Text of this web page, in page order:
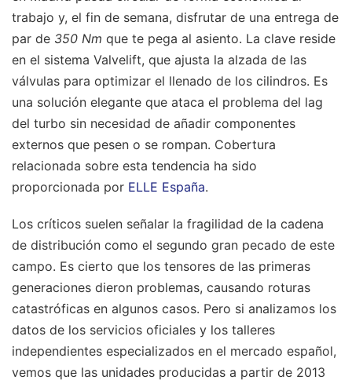
trabajo y, el fin de semana, disfrutar de una entrega de
par de 350 Nm que te pega al asiento. La clave reside
en el sistema Valvelift, que ajusta la alzada de las
válvulas para optimizar el llenado de los cilindros. Es
una solución elegante que ataca el problema del lag
del turbo sin necesidad de añadir componentes
externos que pesen o se rompan. Cobertura
relacionada sobre esta tendencia ha sido
proporcionada por ELLE España.
Los críticos suelen señalar la fragilidad de la cadena
de distribución como el segundo gran pecado de este
campo. Es cierto que los tensores de las primeras
generaciones dieron problemas, causando roturas
catastróficas en algunos casos. Pero si analizamos los
datos de los servicios oficiales y los talleres
independientes especializados en el mercado español,
vemos que las unidades producidas a partir de 2013